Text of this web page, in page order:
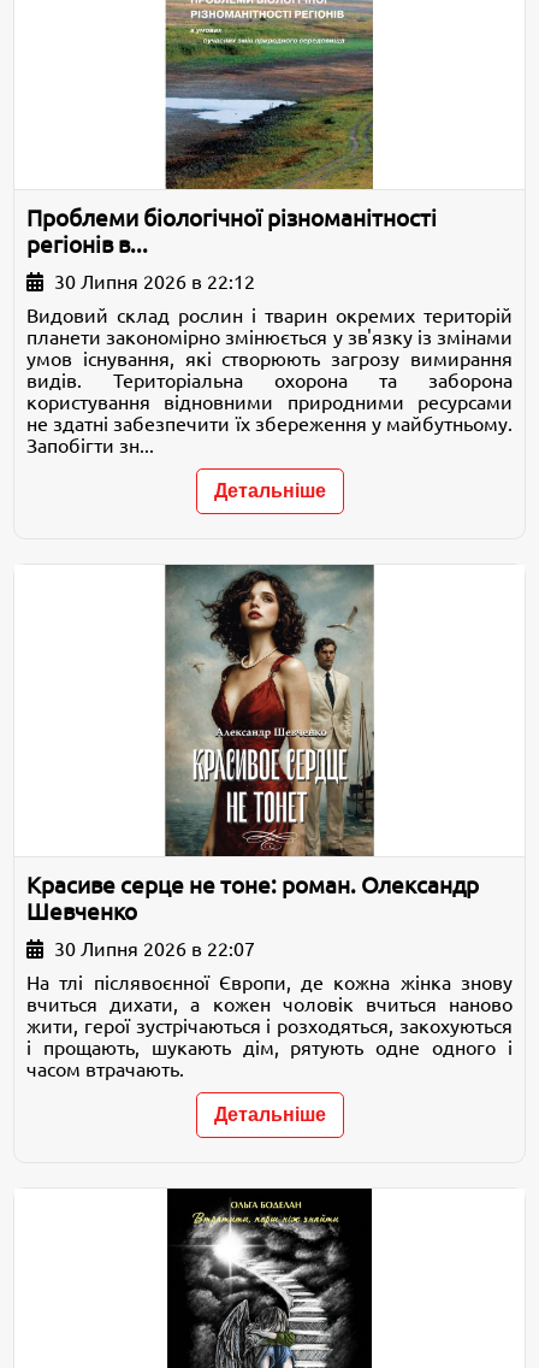
Проблеми біологічної різноманітності
регіонів в...
30 Липня 2026 в 22:12
Видовий склад рослин і тварин окремих територій
планети закономірно змінюється у зв'язку із змінами
умов існування, які створюють загрозу вимирання
видів. Територіальна охорона та заборона
користування відновними природними ресурсами
не здатні забезпечити їх збереження у майбутньому.
Запобігти зн...
Детальніше
Красиве серце не тоне: роман. Олександр
Шевченко
30 Липня 2026 в 22:07
На тлі післявоєнної Європи, де кожна жінка знову
вчиться дихати, а кожен чоловік вчиться наново
жити, герої зустрічаються і розходяться, закохуються
і прощають, шукають дім, рятують одне одного і
часом втрачають.
Детальніше